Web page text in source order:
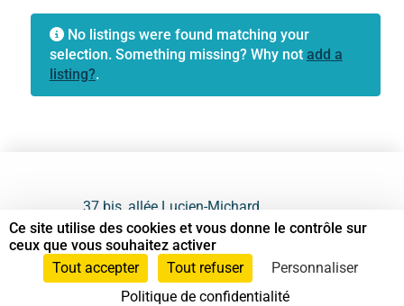
No listings were found matching your
selection. Something missing? Why not add a
listing?.
37 bis, allée Lucien-Michard
93190 Livry-Gargan
06 61 87 28 09
Ce site utilise des cookies et vous donne le contrôle sur
ceux que vous souhaitez activer
Tout accepter
Tout refuser
Personnaliser
Politique de confidentialité